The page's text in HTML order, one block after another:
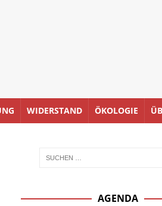
WIDERSTAND ÖKOLOGIE
AGENDA